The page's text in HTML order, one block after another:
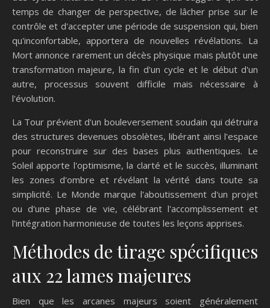
temps de changer de perspective, de lâcher prise sur le
contrôle et d'accepter une période de suspension qui, bien
qu'inconfortable, apportera de nouvelles révélations. La
Mort annonce rarement un décès physique mais plutôt une
transformation majeure, la fin d'un cycle et le début d'un
autre, processus souvent difficile mais nécessaire à
l'évolution.
La Tour prévient d'un bouleversement soudain qui détruira
des structures devenues obsolètes, libérant ainsi l'espace
pour reconstruire sur des bases plus authentiques. Le
Soleil apporte l'optimisme, la clarté et le succès, illuminant
les zones d'ombre et révélant la vérité dans toute sa
simplicité. Le Monde marque l'aboutissement d'un projet
ou d'une phase de vie, célébrant l'accomplissement et
l'intégration harmonieuse de toutes les leçons apprises.
Méthodes de tirage spécifiques
aux 22 lames majeures
Bien que les arcanes majeurs soient généralement